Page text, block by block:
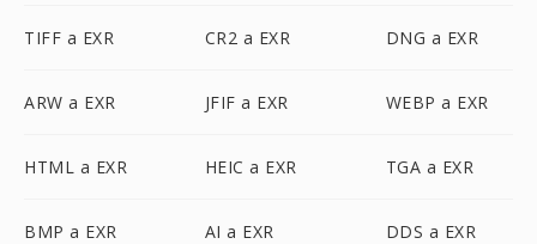
TIFF a EXR CR2 a EXR DNG a EXR
ARW a EXR JFIF a EXR WEBP a EXR
HTML a EXR HEIC a EXR TGA a EXR
BMP a EXR AI a EXR DDS a EXR